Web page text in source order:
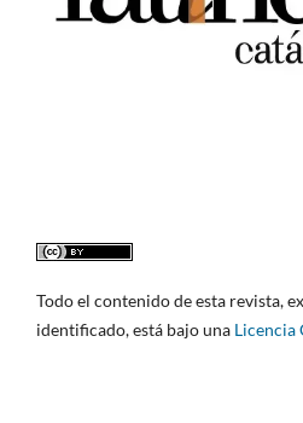
Todo el contenido de esta revista,
identificado, está bajo una Licencia